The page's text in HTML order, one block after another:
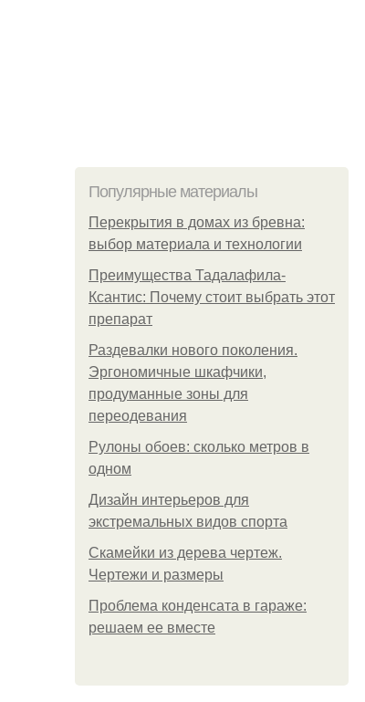
Популярные материалы
Перекрытия в домах из бревна:
выбор материала и технологии
Преимущества Тадалафила-
Ксантис: Почему стоит выбрать этот
препарат
Раздевалки нового поколения.
Эргономичные шкафчики,
продуманные зоны для
переодевания
Рулоны обоев: сколько метров в
одном
Дизайн интерьеров для
экстремальных видов спорта
Скамейки из дерева чертеж.
Чертежи и размеры
Проблема конденсата в гараже:
решаем ее вместе